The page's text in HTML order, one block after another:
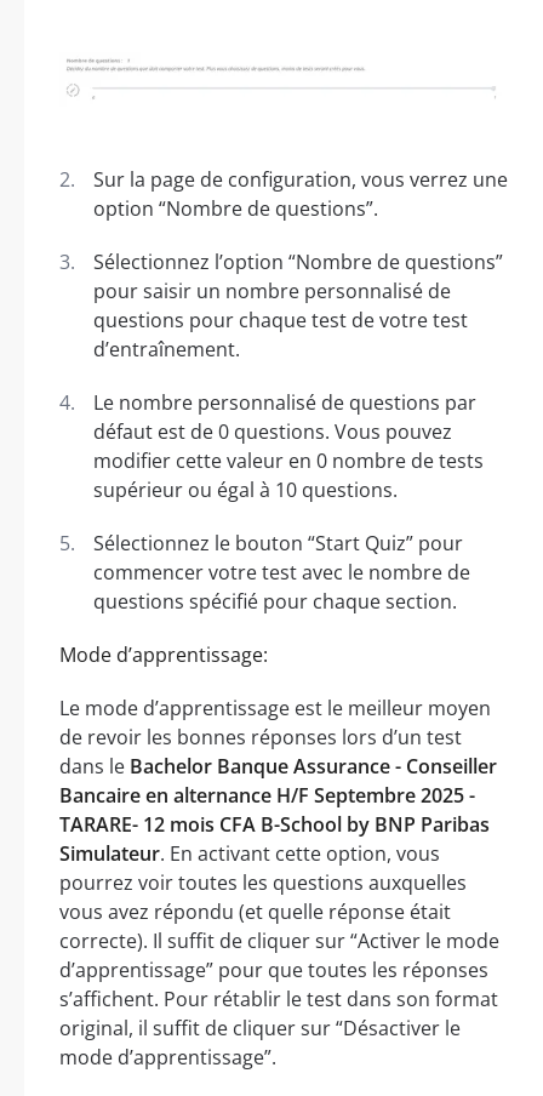
Sur la page de configuration, vous verrez une
option “Nombre de questions”.
Sélectionnez l’option “Nombre de questions”
pour saisir un nombre personnalisé de
questions pour chaque test de votre test
d’entraînement.
Le nombre personnalisé de questions par
défaut est de 0 questions. Vous pouvez
modifier cette valeur en 0 nombre de tests
supérieur ou égal à 10 questions.
Sélectionnez le bouton “Start Quiz” pour
commencer votre test avec le nombre de
questions spécifié pour chaque section.
Mode d’apprentissage:
Le mode d’apprentissage est le meilleur moyen
de revoir les bonnes réponses lors d’un test
dans le Bachelor Banque Assurance - Conseiller
Bancaire en alternance H/F Septembre 2025 -
TARARE- 12 mois CFA B-School by BNP Paribas
Simulateur. En activant cette option, vous
pourrez voir toutes les questions auxquelles
vous avez répondu (et quelle réponse était
correcte). Il suffit de cliquer sur “Activer le mode
d’apprentissage” pour que toutes les réponses
s’affichent. Pour rétablir le test dans son format
original, il suffit de cliquer sur “Désactiver le
mode d’apprentissage”.